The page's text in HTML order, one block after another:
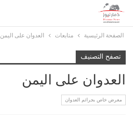
الصفحة الرئيسية متابعات العدوان على اليمن
تصفح التصنيف
العدوان على اليمن
معرض خاص بجرائم العدوان